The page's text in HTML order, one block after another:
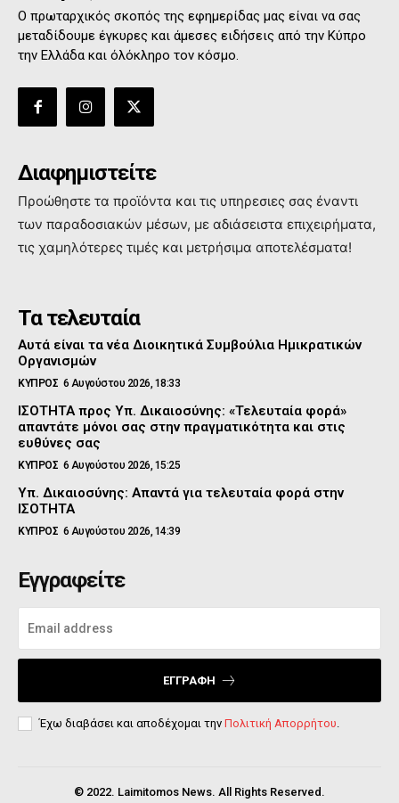
Ο πρωταρχικός σκοπός της εφημερίδας μας είναι να σας
μεταδίδουμε έγκυρες και άμεσες ειδήσεις από την Κύπρο
την Ελλάδα και όλόκληρο τον κόσμο.
Διαφημιστείτε
Προώθηστε τα προϊόντα και τις υπηρεσιες σας έναντι
των παραδοσιακών μέσων, με αδιάσειστα επιχειρήματα,
τις χαμηλότερες τιμές και μετρήσιμα αποτελέσματα!
Τα τελευταία
Αυτά είναι τα νέα Διοικητικά Συμβούλια Ημικρατικών
Οργανισμών
ΚΥΠΡΟΣ 6 Αυγούστου 2026, 18:33
ΙΣΟΤΗΤΑ προς Υπ. Δικαιοσύνης: «Τελευταία φορά»
απαντάτε μόνοι σας στην πραγματικότητα και στις
ευθύνες σας
ΚΥΠΡΟΣ 6 Αυγούστου 2026, 15:25
Υπ. Δικαιοσύνης: Απαντά για τελευταία φορά στην
ΙΣΟΤΗΤΑ
ΚΥΠΡΟΣ 6 Αυγούστου 2026, 14:39
Εγγραφείτε
ΕΓΓΡΑΦΉ
Έχω διαβάσει και αποδέχομαι την Πολιτική Απορρήτου.
© 2022. Laimitomos News. All Rights Reserved.